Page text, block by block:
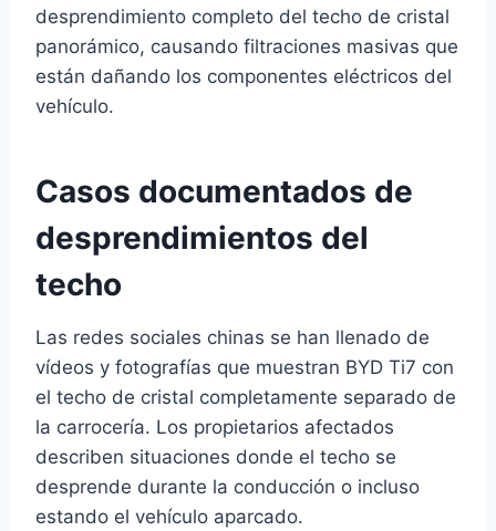
desprendimiento completo del techo de cristal
panorámico, causando filtraciones masivas que
están dañando los componentes eléctricos del
vehículo.
Casos documentados de
desprendimientos del
techo
Las redes sociales chinas se han llenado de
vídeos y fotografías que muestran BYD Ti7 con
el techo de cristal completamente separado de
la carrocería. Los propietarios afectados
describen situaciones donde el techo se
desprende durante la conducción o incluso
estando el vehículo aparcado.